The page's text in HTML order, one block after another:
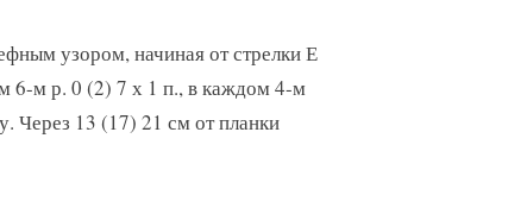
узором, начиная от стрелки Е
6-м р. 0 (2) 7 х 1 п., в каждом 4-м
Через 13 (17) 21 см от планки